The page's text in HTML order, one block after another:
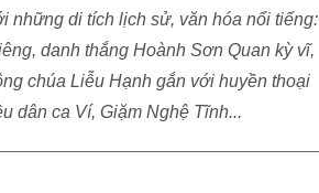
những di tích lịch sử, văn hóa nổi tiếng:
danh thắng Hoành Sơn Quan kỳ vĩ,
chúa Liễu Hạnh gắn với huyền thoại
dân ca Ví, Giặm Nghệ Tĩnh...